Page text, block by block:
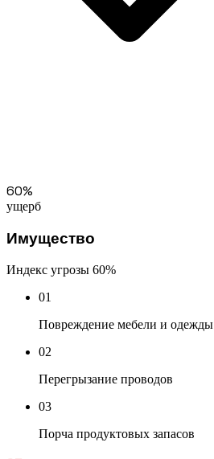
60%
ущерб
Имущество
Индекс угрозы 60%
01
Повреждение мебели и одежды
02
Перегрызание проводов
03
Порча продуктовых запасов